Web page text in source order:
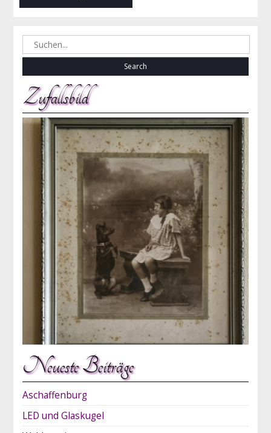
Search
for:
Zufallsbild
Neueste Beiträge
Aschaffenburg
LED und Glaskugel